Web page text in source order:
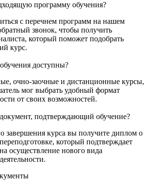
программу обучения?
с перечнем программ на нашем
звонок, чтобы получить
который поможет подобрать
курс.
доступны?
очно-заочные и дистанционные курсы,
мог выбрать удобный формат
от своих возможностей.
подтверждающий обучение?
завершения курса вы получите диплом о
который подтверждает
осуществление нового вида